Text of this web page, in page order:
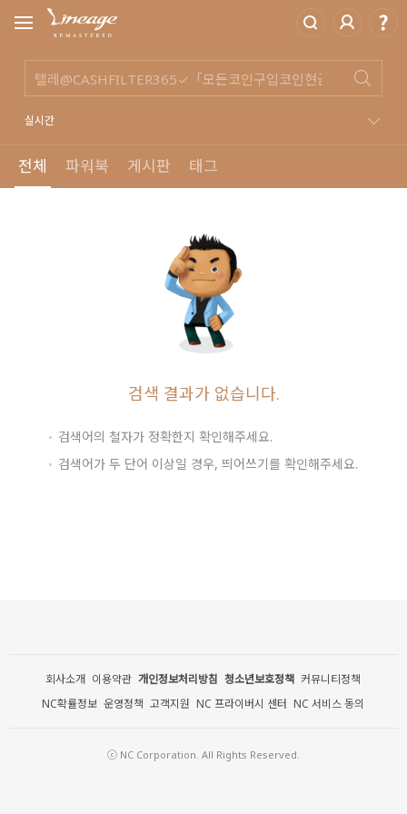
실시간
전체 파워북 게시판 태그
검색 결과가 없습니다.
검색어의 철자가 정확한지 확인해주세요.
검색어가 두 단어 이상일 경우, 띄어쓰기를 확인해주세요.
회사소개 이용약관 개인정보처리방침 청소년보호정책 커뮤니티정책
NC확률정보 운영정책 고객지원 NC 프라이버시 센터 NC 서비스 동의
ⓒ NC Corporation. All Rights Reserved.